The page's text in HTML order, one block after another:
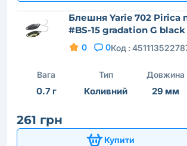
Блешня Yarie 702 Pirica
#BS-15 gradation G black
0 0Код :
Вага
0.7 г
Тип
Коливний
Довжина
29 мм
261 грн
Купити